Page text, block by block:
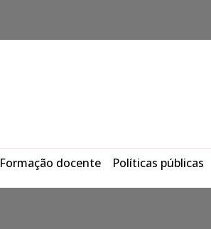
Formação docente Políticas públicas